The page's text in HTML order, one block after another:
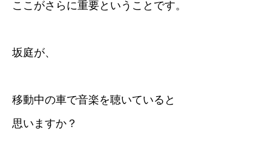
ここがさらに重要ということです。
坂庭が、
移動中の車で音楽を聴いていると
思いますか？